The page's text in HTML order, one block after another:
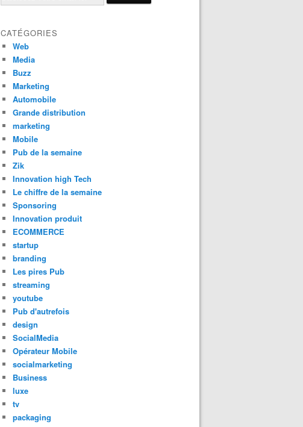
CATÉGORIES
Web
Media
Buzz
Marketing
Automobile
Grande distribution
marketing
Mobile
Pub de la semaine
Zik
Innovation high Tech
Le chiffre de la semaine
Sponsoring
Innovation produit
ECOMMERCE
startup
branding
Les pires Pub
streaming
youtube
Pub d'autrefois
design
SocialMedia
Opérateur Mobile
socialmarketing
Business
luxe
tv
packaging